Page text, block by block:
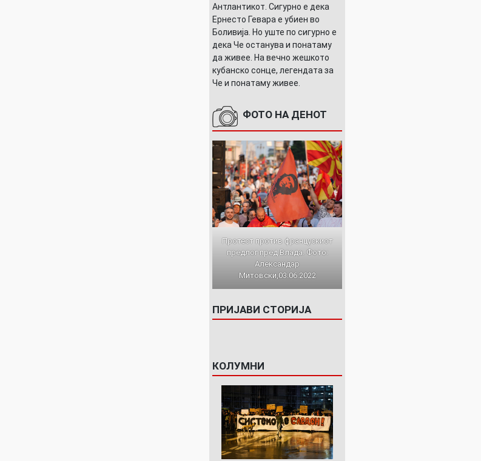
Антлантикот. Сигурно е дека
Ернесто Гевара е убиен во
Боливија. Но уште по сигурно е
дека Че останува и понатаму
да живее. На вечно жешкото
кубанско сонце, легендата за
Че и понатаму живее.
ФОТО НА ДЕНОТ
Протест против францускиот
предлог пред Влада. Фото:
Александар
Митовски,03.06.2022
ПРИЈАВИ СТОРИЈА
КОЛУМНИ